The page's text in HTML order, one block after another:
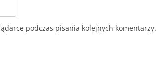
podczas pisania kolejnych komentarzy.